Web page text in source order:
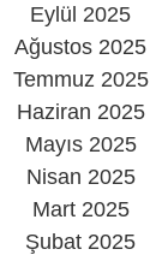
Eylül 2025
Ağustos 2025
Temmuz 2025
Haziran 2025
Mayıs 2025
Nisan 2025
Mart 2025
Şubat 2025